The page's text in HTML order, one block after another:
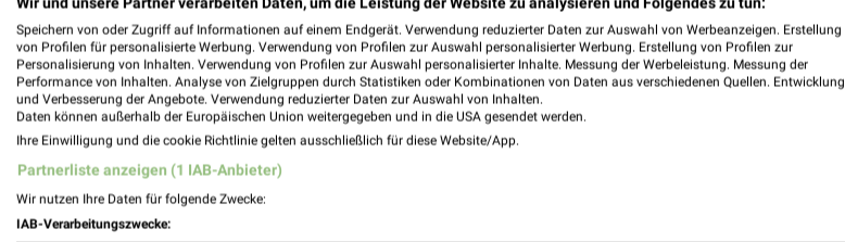
A.T.U Braunschweig - Lehndorf
Hildesheimer Straße 27 d
38114 Braunschweig
199,27 km
Speichern von oder Zugriff auf Informationen auf einem Endgerät. Verwendung reduzierter Daten zur Auswahl von Werbeanzeigen. Erstellung
von Profilen für personalisierte Werbung. Verwendung von Profilen zur Auswahl personalisierter Werbung. Erstellung von Profilen zur
Personalisierung von Inhalten. Verwendung von Profilen zur Auswahl personalisierter Inhalte. Messung der Werbeleistung. Messung der
Performance von Inhalten. Analyse von Zielgruppen durch Statistiken oder Kombinationen von Daten aus verschiedenen Quellen. Entwicklung
und Verbesserung der Angebote. Verwendung reduzierter Daten zur Auswahl von Inhalten.
Daten können außerhalb der Europäischen Union weitergegeben und in die USA gesendet werden.
Ihre Einwilligung und die cookie Richtlinie gelten ausschließlich für diese Website/App.
Partnerliste anzeigen (1 IAB-Anbieter)
Wir nutzen Ihre Daten für folgende Zwecke:
IAB-Verarbeitungszwecke: